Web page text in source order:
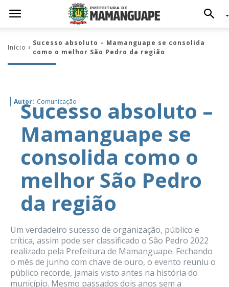
Início
Sucesso absoluto – Mamanguape se consolida
como o melhor São Pedro da região
Autor: Comunicação
Sucesso absoluto –
Mamanguape se
consolida como o
melhor São Pedro
da região
Um verdadeiro sucesso de organização, público e
crítica, assim pode ser classificado o São Pedro 2022
realizado pela Prefeitura de Mamanguape. Fechando
o mês de junho com chave de ouro, o evento reuniu o
público recorde, jamais visto antes na história do
município. Mesmo passados dois anos sem a